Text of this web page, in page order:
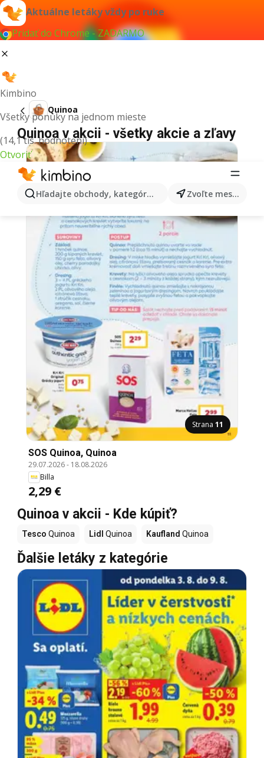
Aktuálne letáky vždy po ruke
Pridať do Chrome - ZADARMO
Kimbino
Všetky ponuky na jednom mieste
(14,1 tis. hodnotení)
Otvoriť
Hľadajte obchody, kategórie, produkty... Zvoľte mesto
Quinoa
Quinoa v akcii - všetky akcie a zľavy
Strana 11
SOS Quinoa, Quinoa
29.07.2026- 18.08.2026
Billa
2,29 €
Quinoa v akcii - Kde kúpiť?
Tesco Quinoa Lidl Quinoa Kaufland Quinoa
Ďalšie letáky z kategórie